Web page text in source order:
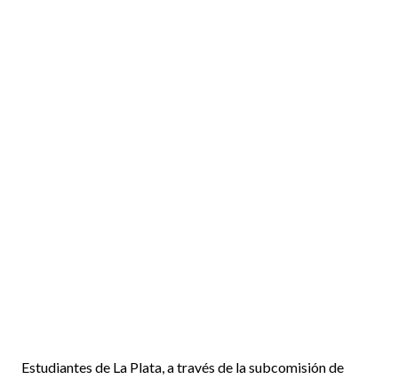
Estudiantes de La Plata, a través de la subcomisión de